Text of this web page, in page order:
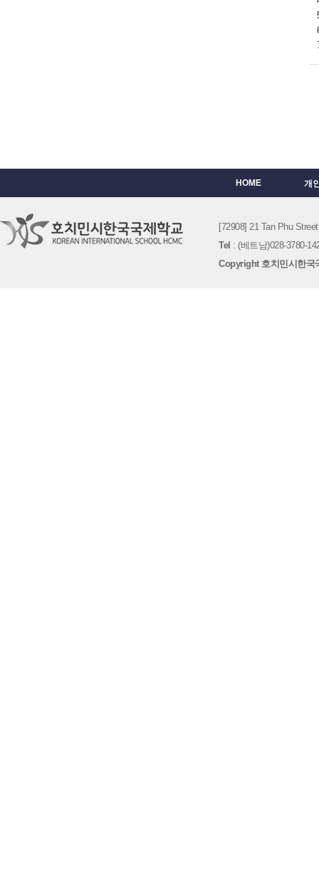
HOME 개
[72908] 21 Tan Phu
Tel : (베트남)028-3780-
Copyright 호치민시한국